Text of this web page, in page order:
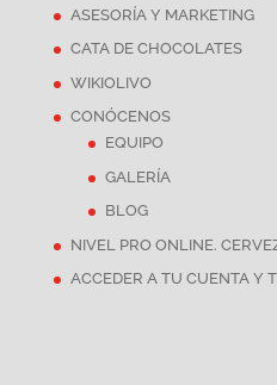
ASESORÍA Y MARKETING
CATA DE CHOCOLATES
WIKIOLIVO
CONÓCENOS
EQUIPO
GALERÍA
BLOG
NIVEL PRO ONLINE.
ACCEDER A TU CUENTA Y